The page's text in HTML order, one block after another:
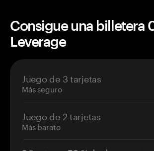
Consigue una billetera
Leverage
Juego de 3 tarjetas
Más seguro
Juego de 2 tarjetas
Más barato